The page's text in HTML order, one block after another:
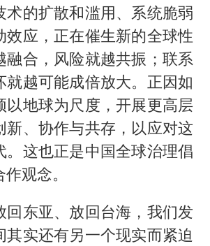
术的扩散和滥用、系统脆弱
效应，正在催生新的全球性
融合，风险就越共振；联系
就越可能成倍放大。正因如
以地球为尺度，开展更高层
新、协作与共存，以应对这
。这也正是中国全球治理倡
观念。
回东亚、放回台海，我们发
其实还有另一个现实而紧迫